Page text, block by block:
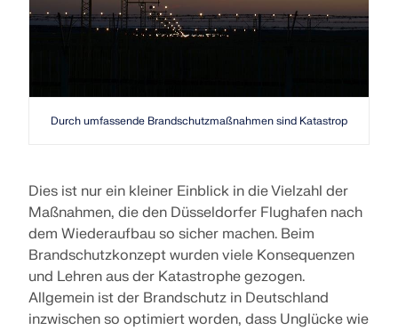
Durch umfassende Brandschutzmaßnahmen sind Katastrophen wie
Dies ist nur ein kleiner Einblick in die Vielzahl der
Maßnahmen, die den Düsseldorfer Flughafen nach
dem Wiederaufbau so sicher machen. Beim
Brandschutzkonzept wurden viele Konsequenzen
und Lehren aus der Katastrophe gezogen.
Allgemein ist der Brandschutz in Deutschland
inzwischen so optimiert worden, dass Unglücke wie